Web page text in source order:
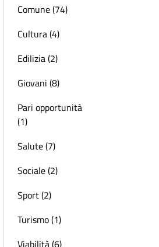
Comune (74)
Cultura (4)
Edilizia (2)
Giovani (8)
Pari opportunità
(1)
Salute (7)
Sociale (2)
Sport (2)
Turismo (1)
Viabilità (6)